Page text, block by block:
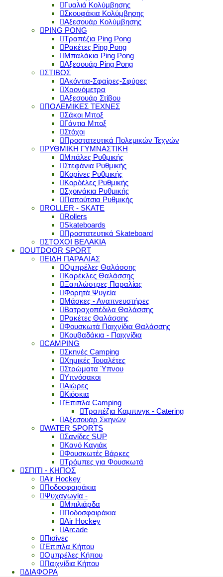
Γυαλιά Κολύμβησης
Σκουφάκια Κολύμβησης
Αξεσουάρ Κολύμβησης
PING PONG
Τραπέζια Ping Pong
Ρακέτες Ping Pong
Μπαλάκια Ping Pong
Αξεσουάρ Ping Pong
ΣΤΙΒΟΣ
Ακόντια-Σφαίρες-Σφύρες
Χρονόμετρα
Αξεσουάρ Στίβου
ΠΟΛΕΜΙΚΕΣ ΤΕΧΝΕΣ
Σάκοι Μποξ
Γάντια Μποξ
Στόχοι
Προστατευτικά Πολεμικών Τεχνών
ΡΥΘΜΙΚΗ ΓΥΜΝΑΣΤΙΚΗ
Μπάλες Ρυθμικής
Στεφάνια Ρυθμικής
Κορίνες Ρυθμικής
Κορδέλες Ρυθμικής
Σχοινάκια Ρυθμικής
Παπούτσια Ρυθμικής
ROLLER - SKATE
Rollers
Skateboards
Προστατευτικά Skateboard
ΣΤΟΧΟΙ ΒΕΛΑΚΙΑ
OUTDOOR SPORT
ΕΙΔΗ ΠΑΡΑΛΙΑΣ
Ομπρέλες Θαλάσσης
Καρέκλες Θαλάσσης
Ξαπλώστρες Παραλίας
Φορητά Ψυγεία
Μάσκες - Αναπνευστήρες
Βατραχοπέδιλα Θαλάσσης
Ρακέτες Θαλάσσης
Φουσκωτά Παιχνίδια Θαλάσσης
Κουβαδάκια - Παιχνίδια
CAMPING
Σκηνές Camping
Χημικές Τουαλέτες
Στρώματα Ύπνου
Υπνόσακοι
Αιώρες
Κιόσκια
Έπιπλα Camping
Τραπέζια Καμπινγκ - Catering
Αξεσουάρ Σκηνών
WATER SPORTS
Σανίδες SUP
Κανό Καγιάκ
Φουσκωτές Βάρκες
Τρόμπες για Φουσκωτά
ΣΠΙΤΙ - ΚΗΠΟΣ
Air Hockey
Ποδοσφαιράκια
Ψυχαγωγία -
Μπιλιάρδα
Ποδοσφαιράκια
Air Hockey
Arcade
Πισίνες
Έπιπλα Κήπου
Ομπρέλες Κήπου
Παιχνίδια Κήπου
ΔΙΑΦΟΡΑ